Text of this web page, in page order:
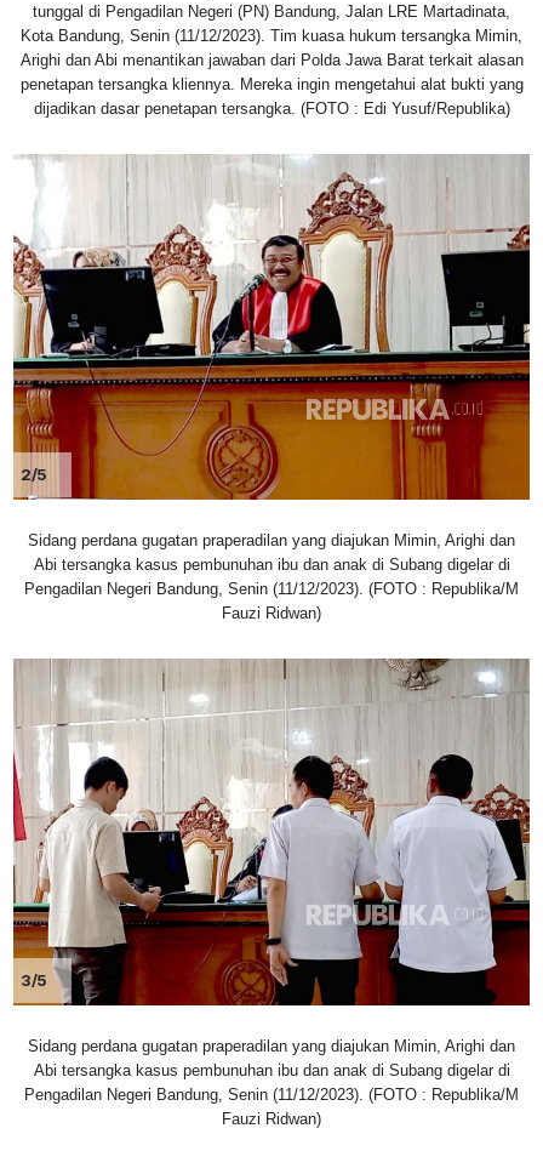
tunggal di Pengadilan Negeri (PN) Bandung, Jalan LRE Martadinata,
Kota Bandung, Senin (11/12/2023). Tim kuasa hukum tersangka Mimin,
Arighi dan Abi menantikan jawaban dari Polda Jawa Barat terkait alasan
penetapan tersangka kliennya. Mereka ingin mengetahui alat bukti yang
dijadikan dasar penetapan tersangka. (FOTO : Edi Yusuf/Republika)
2/5
Sidang perdana gugatan praperadilan yang diajukan Mimin, Arighi dan
Abi tersangka kasus pembunuhan ibu dan anak di Subang digelar di
Pengadilan Negeri Bandung, Senin (11/12/2023). (FOTO : Republika/M
Fauzi Ridwan)
3/5
Sidang perdana gugatan praperadilan yang diajukan Mimin, Arighi dan
Abi tersangka kasus pembunuhan ibu dan anak di Subang digelar di
Pengadilan Negeri Bandung, Senin (11/12/2023). (FOTO : Republika/M
Fauzi Ridwan)